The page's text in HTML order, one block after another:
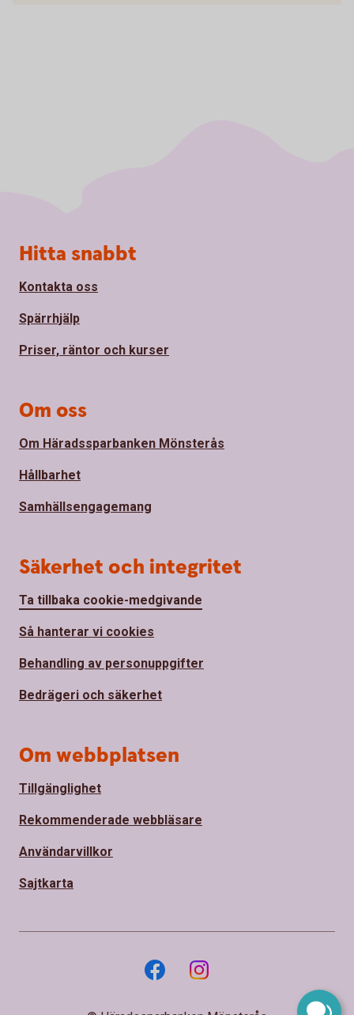
Sidfot
Hitta snabbt
Kontakta oss
Spärrhjälp
Priser, räntor och kurser
Om oss
Om Häradssparbanken Mönsterås
Hållbarhet
Samhällsengagemang
Säkerhet och integritet
Ta tillbaka cookie-medgivande
Så hanterar vi cookies
Behandling av personuppgifter
Bedrägeri och säkerhet
Om webbplatsen
Tillgänglighet
Rekommenderade webbläsare
Användarvillkor
Sajtkarta